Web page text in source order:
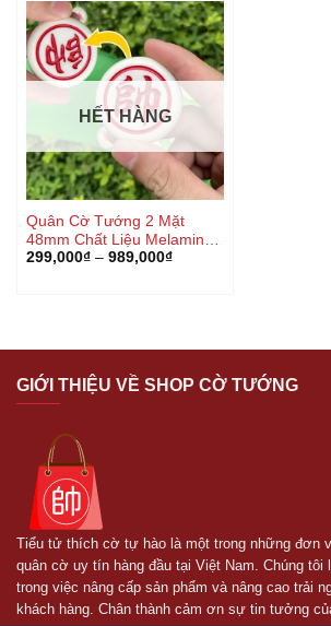
HẾT HÀNG
Quân Cờ Tướng 2 Mặt
48mm Chất Liệu Melamine
Cao Cấp
299,000₫– 989,000₫
GIỚI THIỆU VỀ SHOP CỜ TƯỚNG
Tiểu tử thích cờ tự hào là một trong những đơn
quân cờ uy tín hàng đầu tại Việt Nam. Chúng tôi
trong việc nâng cấp sản phẩm và nâng cao trải
khách hàng. Chân thành cảm ơn sự tin tưởng